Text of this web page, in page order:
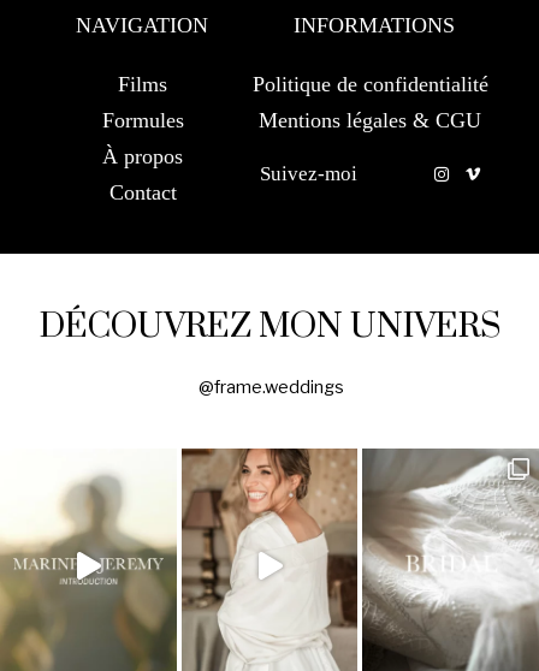
NAVIGATION INFORMATIONS
Films
Formules
À propos
Contact
Politique de confidentialité
Mentions légales & CGU
Suivez-moi
DÉCOUVREZ MON UNIVERS
@frame.weddings